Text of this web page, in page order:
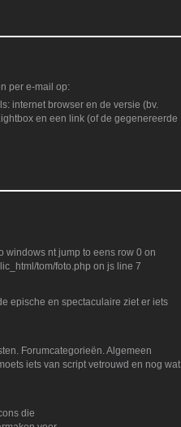
per e-mail op:
internet browser en de versie (bv.
en een link (of de gegenereerde
windows nt jump to eens row 0 on
tom/foto.php on js line 7
epische en spectaculaire ziet er iets
Forumcategorieën. Algemeen
iets van script vetrouwd en nog wat
die